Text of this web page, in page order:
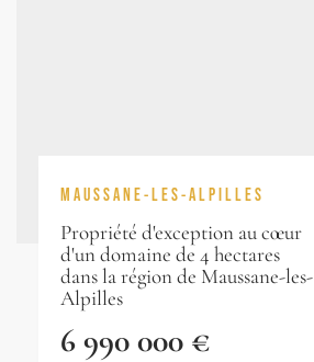
MAUSSANE-LES-ALPILLES
Propriété d'exception au cœur
d'un domaine de 4 hectares
dans la région de Maussane-les-
Alpilles
6 990 000 €